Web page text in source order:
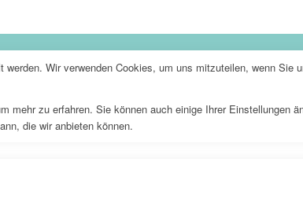
Wir verwenden Cookies, um uns mitzuteilen, wenn
mehr zu erfahren. Sie können auch einige Ihrer
die wir anbieten können.